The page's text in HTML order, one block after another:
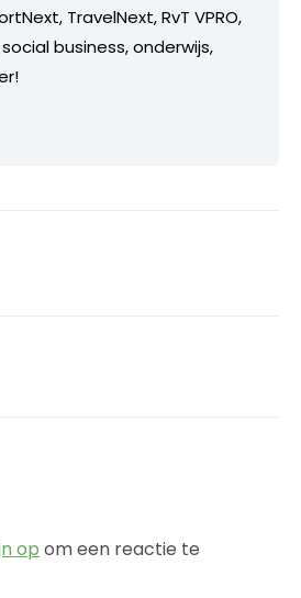
TravelNext, RvT VPRO,
business, onderwijs,
op om een reactie te